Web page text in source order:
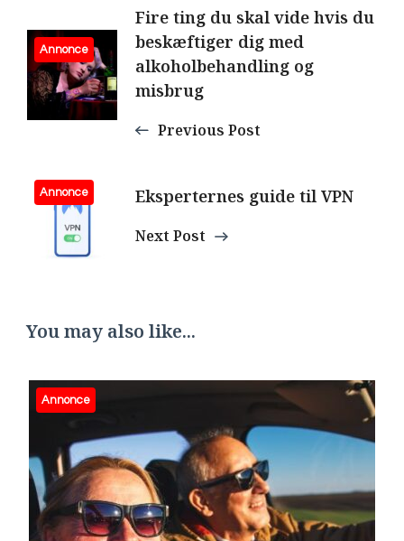
Post
Navigation
Annonce
Fire ting du skal vide hvis du
beskæftiger dig med
alkoholbehandling og
misbrug
Previous Post
Annonce Eksperternes guide til VPN
Next Post
You may also like...
Annonce